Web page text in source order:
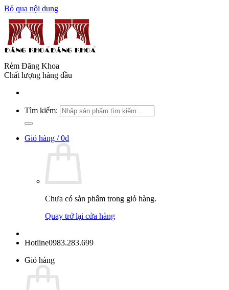
Bỏ qua nội dung
Rèm Đăng Khoa
Chất lượng hàng đầu
Tìm kiếm:
Giỏ hàng /0₫
Chưa có sản phẩm trong giỏ hàng.
Quay trở lại cửa hàng
Hotline0983.283.699
Giỏ hàng